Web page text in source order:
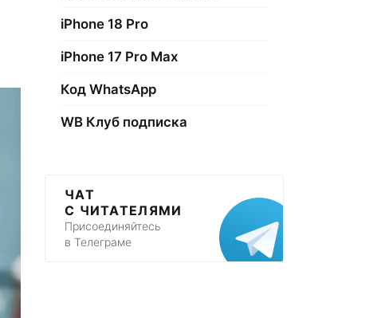
iPhone 18 Pro
iPhone 17 Pro Max
Код WhatsApp
WB Клуб подписка
ЧАТ
С ЧИТАТЕЛЯМИ
Присоединяйтесь
в Телеграме